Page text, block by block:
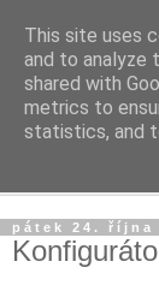
PLM
Praktický
pátek 24. října
This site uses
and to analyze
shared with
metrics to
statistics, and